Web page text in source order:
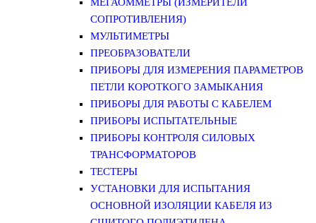
СОПРОТИВЛЕНИЯ)
МУЛЬТИМЕТРЫ
ПРЕОБРАЗОВАТЕЛИ
ПРИБОРЫ ДЛЯ ИЗМЕРЕНИЯ ПАРАМЕТРОВ
ПЕТЛИ КОРОТКОГО ЗАМЫКАНИЯ
ПРИБОРЫ ДЛЯ РАБОТЫ С КАБЕЛЕМ
ПРИБОРЫ ИСПЫТАТЕЛЬНЫЕ
ПРИБОРЫ КОНТРОЛЯ СИЛОВЫХ
ТРАНСФОРМАТОРОВ
ТЕСТЕРЫ
УСТАНОВКИ ДЛЯ ИСПЫТАНИЯ
ОСНОВНОЙ ИЗОЛЯЦИИ КАБЕЛЯ ИЗ